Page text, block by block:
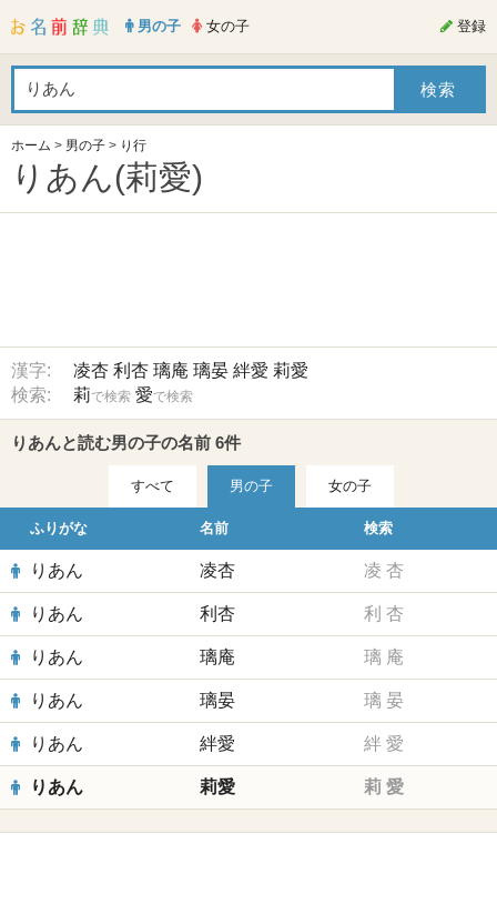
男の子 女の子 登録
ホーム > 男の子 > り行
りあん(莉愛)
漢字: 凌杏 利杏 璃庵 璃晏 絆愛 莉愛
検索:
莉で検索 愛で検索
りあんと読む男の子の名前 6件
すべて 男の子 女の子
ふりがな 名前 検索
りあん 凌杏 凌 杏
りあん 利杏 利 杏
りあん 璃庵 璃 庵
りあん 璃晏 璃 晏
りあん 絆愛 絆 愛
りあん 莉愛 莉 愛